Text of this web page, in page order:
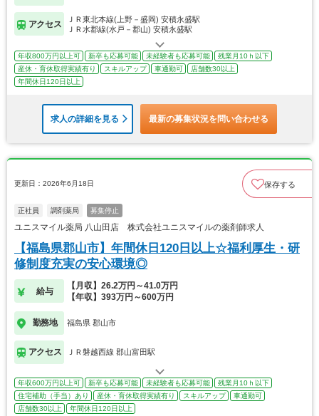
アクセス
ＪＲ東北本線(上野－盛岡) 安積永盛駅
ＪＲ水郡線(水戸－郡山) 安積永盛駅
年収800万円以上可 新卒も応募可能 未経験者も応募可能
残業月10ｈ以下
産休・育休取得実績有り
スキルアップ 車通勤可
店舗数30以上
年間休日120日以上
求人の詳細を見る 最新の募集状況を問い合わせる
更新日：2026年6月18日 保存する
正社員 調剤薬局 募集停止
ユニスマイル薬局 八山田店 株式会社ユニスマイルの薬剤師求人
【福島県郡山市】年間休日120日以上☆福利厚生・研
修制度充実の安心環境◎
給与
【月収】26.2万円～41.0万円
【年収】393万円～600万円
勤務地 福島県 郡山市
アクセス ＪＲ磐越西線 郡山富田駅
年収600万円以上可 新卒も応募可能 未経験者も応募可能
残業月10ｈ以下
住宅補助（手当）あり
産休・育休取得実績有り スキルアップ
車通勤可
店舗数30以上
年間休日120日以上